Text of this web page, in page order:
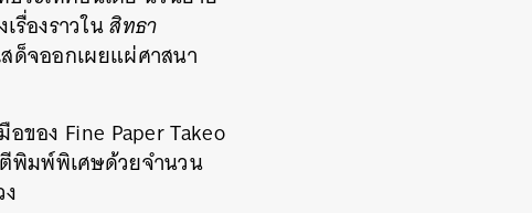
รื่องราวในสิทธา
ด็จออกเผยแผ่ศาสนา
อง Fine Paper Takeo
พิมพ์พิเศษด้วยจำนวน